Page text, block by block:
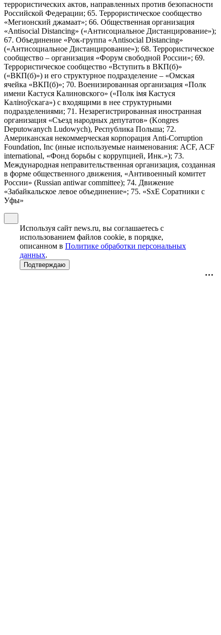
террористических актов, направленных против безопасности
Российской Федерации; 65. Террористическое сообщество
«Мегионский джамаат»; 66. Общественная организация
«Antisocial Distancing» («Антисоциальное Дистанцирование»);
67. Объединение «Рок-группа «Antisocial Distancing»
(«Антисоциальное Дистанцирование»); 68. Террористическое
сообщество – организация «Форум свободной России»; 69.
Террористическое сообщество «Вступить в ВКП(б)»
(«ВКП(б)») и его структурное подразделение – «Омская
ячейка «ВКП(б)»; 70. Военизированная организация «Полк
имени Кастуся Калиновского» («Полк iмя Кастуся
Калiноўскага») с входящими в нее структурными
подразделениями; 71. Незарегистрированная иностранная
организация «Съезд народных депутатов» (Kongres
Deputowanych Ludowych), Республика Польша; 72.
Американская некоммерческая корпорация Anti-Corruption
Foundation, Inc (иные используемые наименования: ACF, ACF
international, «Фонд борьбы с коррупцией, Инк.»); 73.
Международная неправительственная организация, созданная
в форме общественного движения, «Антивоенный комитет
России» (Russian antiwar committee); 74. Движение
«Забайкальское левое объединение»; 75. «SxE Соратники с
Уфы»
Используя сайт news.ru, вы соглашаетесь с
использованием файлов cookie, в порядке,
описанном в Политике обработки персональных
данных.
Подтверждаю